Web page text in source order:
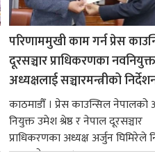
परिणाममुखी काम गर्न प्रेस
दूरसञ्चार प्राधिकरणका नवनियुक्त
अध्यक्षलाई सञ्चारमन्त्रीको
काठमाडौँ । प्रेस काउन्सिल नेपालको
नियुक्त उमेश श्रेष्ठ र नेपाल दूरसञ्चार
प्राधिकरणका अध्यक्ष अर्जुन घिमिरेले
ग्रहण गरेका छन्।...